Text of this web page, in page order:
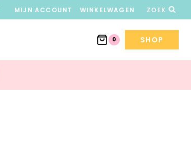
MIJN ACCOUNT WINKELWAGEN ZOEK
0 SHOP